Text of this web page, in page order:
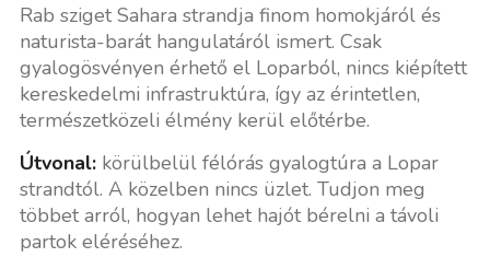
Rab sziget Sahara strandja finom homokjáról és
naturista-barát hangulatáról ismert. Csak
gyalogösvényen érhető el Loparból, nincs kiépített
kereskedelmi infrastruktúra, így az érintetlen,
természetközeli élmény kerül előtérbe.
Útvonal:körülbelül félórás gyalogtúra a Lopar
strandtól. A közelben nincs üzlet. Tudjon meg
többet arról, hogyan lehet hajót bérelni a távoli
partok eléréséhez.